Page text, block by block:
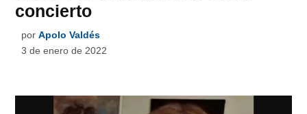
concierto
por Apolo Valdés
3 de enero de 2022